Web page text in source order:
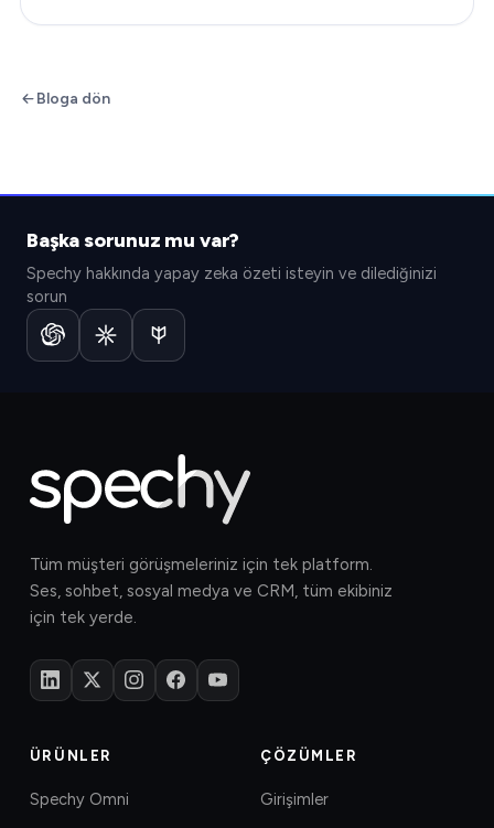
Bloga dön
Başka sorunuz mu var?
Spechy hakkında yapay zeka özeti isteyin ve dilediğinizi
sorun
Tüm müşteri görüşmeleriniz için tek platform.
Ses, sohbet, sosyal medya ve CRM, tüm ekibiniz
için tek yerde.
ÜRÜNLER
Spechy Omni
ÇÖZÜMLER
Girişimler